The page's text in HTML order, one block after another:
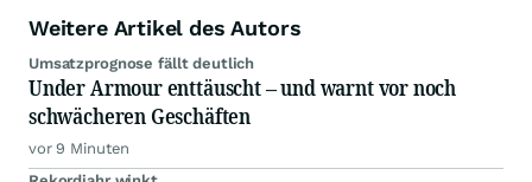
Weitere Artikel des Autors
Umsatzprognose fällt deutlich
Under Armour enttäuscht – und warnt vor noch
schwächeren Geschäften
vor 9 Minuten